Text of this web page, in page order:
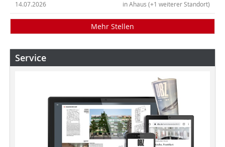
in Ahaus (+1 weiterer Standort)
14.07.2026
Mehr Stellen
Service